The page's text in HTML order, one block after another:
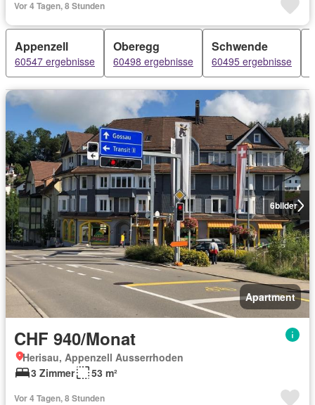
Vor 4 Tagen, 8 Stunden
Appenzell
60547 ergebnisse
Oberegg
60498 ergebnisse
Schwende
60495 ergebnisse
6bilder
Apartment
CHF 940/Monat
Herisau, Appenzell Ausserrhoden
3 Zimmer
53 m²
Vor 4 Tagen, 8 Stunden